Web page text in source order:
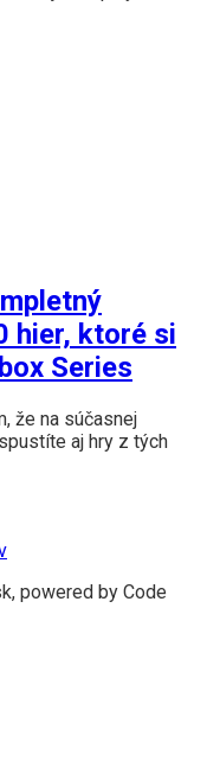
hier, ktoré si
Series
že na súčasnej
aj hry z tých
powered by Code